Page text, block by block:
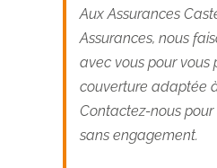
Aux Assurances
Assurances, nous
avec vous pour vous
couverture adaptée
Contactez-nous pour
sans engagement.